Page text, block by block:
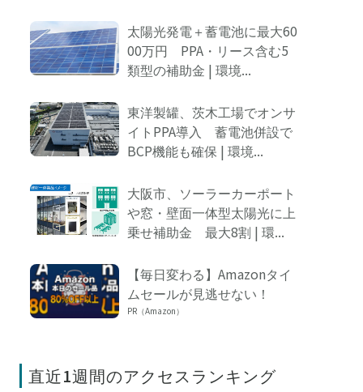
太陽光発電＋蓄電池に最大60
00万円 PPA・リース含む5
類型の補助金 | 環境...
東洋製罐、茨木工場でオンサ
イトPPA導入 蓄電池併設で
BCP機能も確保 | 環境...
大阪市、ソーラーカーポート
や窓・壁面一体型太陽光に上
乗せ補助金 最大8割 | 環...
【毎日変わる】Amazonタイ
ムセールが見逃せない！
PR（Amazon）
直近1週間のアクセスランキング